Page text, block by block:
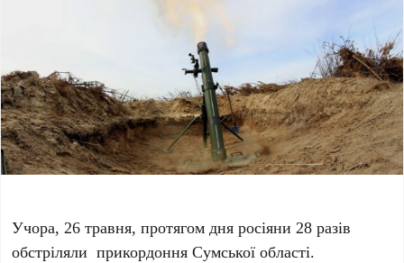
Учора, 26 травня, протягом дня росіяни 28 разів
обстріляли прикордоння Сумської області.